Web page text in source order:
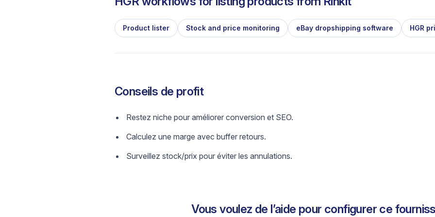
Product lister Stock and price monitoring eBay dropshipping software HGR
Conseils de profit
Restez niche pour améliorer conversion et SEO.
Calculez une marge avec buffer retours.
Surveillez stock/prix pour éviter les annulations.
Vous voulez de l’aide pour configurer ce